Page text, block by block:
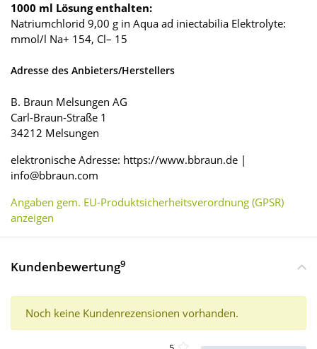
1000 ml Lösung enthalten:
Natriumchlorid 9,00 g in Aqua ad iniectabilia Elektrolyte:
mmol/l Na+ 154, Cl– 15
Adresse des Anbieters/Herstellers
B. Braun Melsungen AG
Carl-Braun-Straße 1
34212 Melsungen
elektronische Adresse: https://www.bbraun.de |
info@bbraun.com
Angaben gem. EU-Produktsicherheitsverordnung (GPSR)
anzeigen
Kundenbewertung9
Noch keine Kundenrezensionen vorhanden.